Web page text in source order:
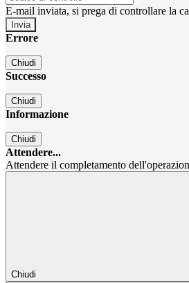
E-mail inviata, si prega di controllare la
Errore
Chiudi
Successo
Chiudi
Informazione
Chiudi
Attendere...
Attendere il completamento
Chiudi